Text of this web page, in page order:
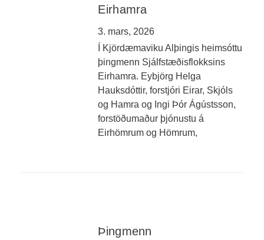
Eirhamra
3. mars, 2026
Í Kjördæmaviku Alþingis heimsóttu
þingmenn Sjálfstæðisflokksins
Eirhamra. Eybjörg Helga
Hauksdóttir, forstjóri Eirar, Skjóls
og Hamra og Ingi Þór Ágústsson,
forstöðumaður þjónustu á
Eirhömrum og Hömrum,
Þingmenn